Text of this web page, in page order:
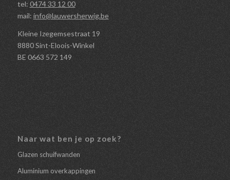
tel: 0474 33 12 00
mail: info@lauwersherwig.be
Kleine Izegemsestraat 19
8880 Sint-Eloois-Winkel
BE 0663 572 149
Naar wat ben je op zoek?
Glazen schuifwanden
Aluminium overkappingen